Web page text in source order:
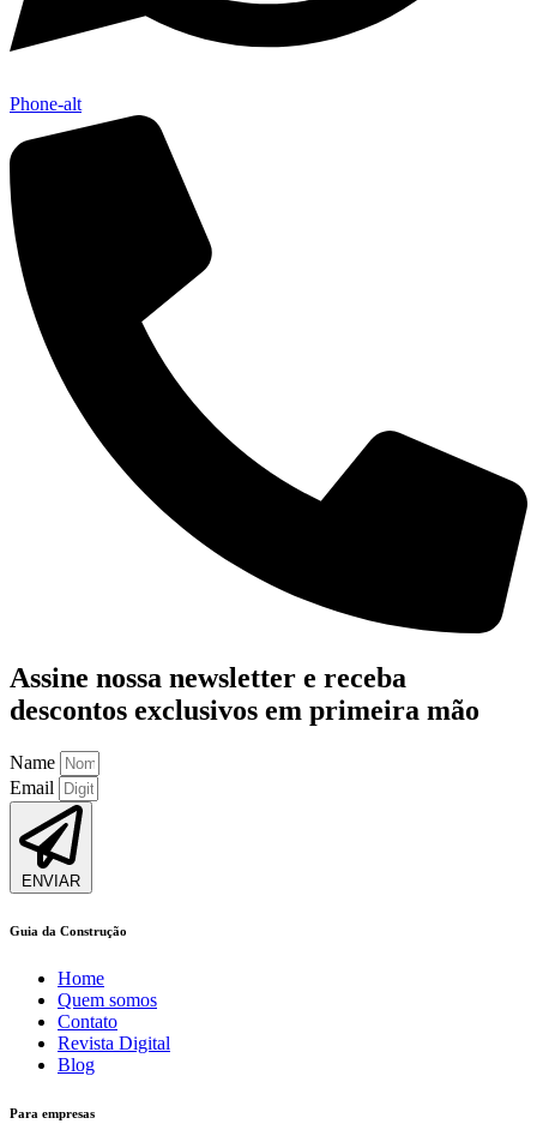
Phone-alt
Assine nossa newsletter e receba
descontos exclusivos em primeira mão
Name
Email
ENVIAR
Guia da Construção
Home
Quem somos
Contato
Revista Digital
Blog
Para empresas